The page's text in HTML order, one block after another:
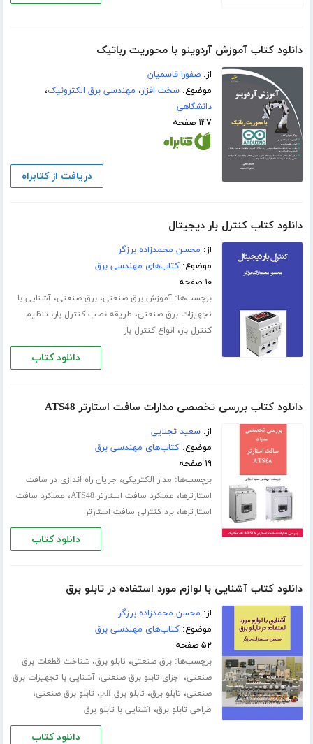
دانلود کتاب آموزش آردوینو با محوریت رباتیک
از:صفورا قاسمیان
موضوع:سخت افزار، مهندسی برق الکترونیک،
دانشگاهی
۱۴۷ صفحه
دریافت از کتابراه
دانلود کتاب کنترل بار دیجیتال
از: محسن محمدزاده برزگر
موضوع:کتاب‌های مهندسی برق
۱۰ صفحه
برچسب‌ها:آموزش برق صنعتی،برق صنعتی،آشنایی با
تجهیزات برق صنعتی، طریقه نصب کنترل بار، تنظیم
کنترل بار، انواع کنترل بار
دانلود کتاب
دانلود کتاب بررسی تخصصی مدارات سافت استارتر ATS48
از:سعید تجلایی
موضوع:کتاب‌های مهندسی برق
۱۹ صفحه
برچسب‌ها: مدار الکتریکی، جریان راه اندازی در سافت
استارترها، عملکرد سافت استارتر ATS48 ، عملکرد سافت
استارترها،برد کنترلی سافت استارتر
دانلود کتاب
دانلود کتاب آشنایی با لوازم مورد استفاده در تابلو برق
از: محسن محمدزاده برزگر
موضوع:کتاب‌های مهندسی برق
۵۲ صفحه
برچسب‌ها:برق صنعتی، تابلو برق،شناخت قطعات برق
صنعتی، اجزای تابلو برق صنعتی،آشنایی با تجهیزات برق
صنعتی، تابلو برق، تابلو برق pdf ، تابلو برق صنعتی،
طراحی تابلو برق،آشنایی با تابلو برق
دانلود کتاب